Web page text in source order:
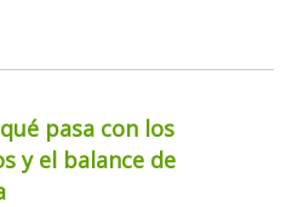
pasa con los
y el balance de